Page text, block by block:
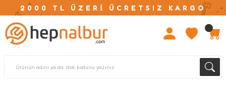
2000 TL ÜZERİ ÜCRETSIZ KARGO